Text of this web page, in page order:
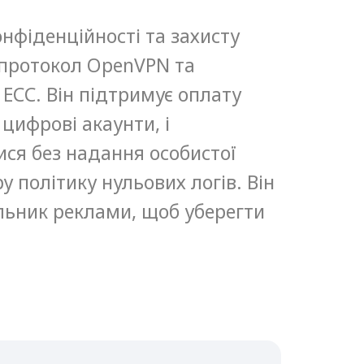
та захисту
OpenVPN та
Він підтримує оплату
акаунти, і
без надання особистої
політику нульових логів. Він
реклами, щоб уберегти